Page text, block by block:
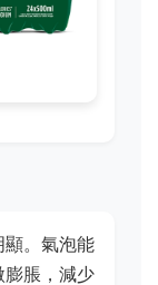
顯。氣泡能
膨脹，減少